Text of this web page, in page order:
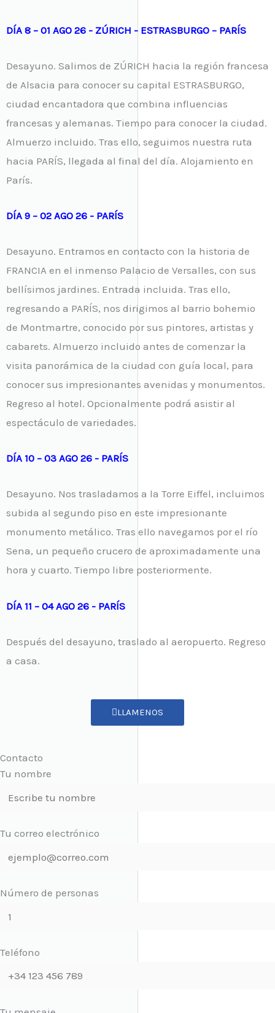
DÍA 8 – 01 AGO 26 - ZÚRICH - ESTRASBURGO – PARÍS
Desayuno. Salimos de ZÚRICH hacia la región francesa
de Alsacia para conocer su capital ESTRASBURGO,
ciudad encantadora que combina influencias
francesas y alemanas. Tiempo para conocer la ciudad.
Almuerzo incluido. Tras ello, seguimos nuestra ruta
hacia PARÍS, llegada al final del día. Alojamiento en
París.
DÍA 9 – 02 AGO 26 - PARÍS
Desayuno. Entramos en contacto con la historia de
FRANCIA en el inmenso Palacio de Versalles, con sus
bellísimos jardines. Entrada incluida. Tras ello,
regresando a PARÍS, nos dirigimos al barrio bohemio
de Montmartre, conocido por sus pintores, artistas y
cabarets. Almuerzo incluido antes de comenzar la
visita panorámica de la ciudad con guía local, para
conocer sus impresionantes avenidas y monumentos.
Regreso al hotel. Opcionalmente podrá asistir al
espectáculo de variedades.
DÍA 10 – 03 AGO 26 - PARÍS
Desayuno. Nos trasladamos a la Torre Eiffel, incluimos
subida al segundo piso en este impresionante
monumento metálico. Tras ello navegamos por el río
Sena, un pequeño crucero de aproximadamente una
hora y cuarto. Tiempo libre posteriormente.
DÍA 11 – 04 AGO 26 - PARÍS
Después del desayuno, traslado al aeropuerto. Regreso
a casa.
LLAMENOS
Contacto
Tu nombre
Tu correo electrónico
Número de personas
Teléfono